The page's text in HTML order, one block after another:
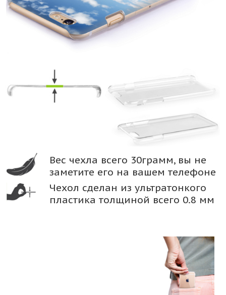
Вес чехла всего 30грамм, вы не
заметите его на вашем телефоне
Чехол сделан из ультратонкого
пластика толщиной всего 0.8 мм